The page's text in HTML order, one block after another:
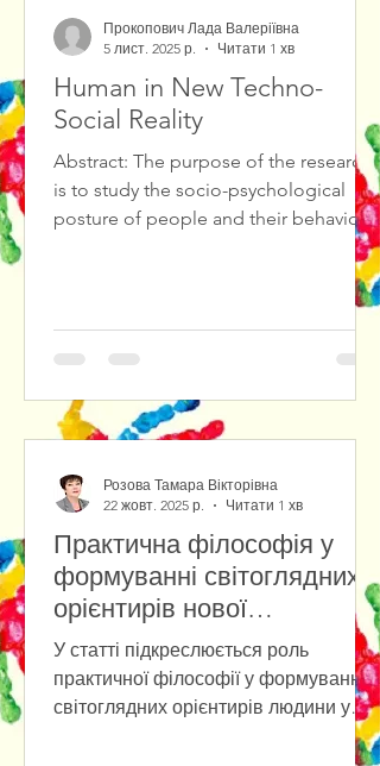
Human in New Techno-
Social Reality
Abstract: The purpose of the research
is to study the socio-psychological
posture of people and their behavioral
psychological posture of people in the
conditions of social chaos and the new
from the desire for self-isolation (due
to socio- and technophobia) to
immersion in the cult of
technology.The
Прокопович Лада Валеріївна
5 лист. 2025 р.
Читати 1 хв
Практична філософія у
формуванні світоглядних
орієнтирів нової
антропології
У статті підкреслюється роль
практичної філософії у формуванні
світоглядних орієнтирів людини у
Розова Тамара Вікторівна
22 жовт. 2025 р.
Читати 1 хв